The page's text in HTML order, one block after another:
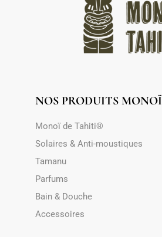
NOS PRODUITS MONOÏ
Monoï de Tahiti®
Solaires & Anti-moustiques
Tamanu
Parfums
Bain & Douche
Accessoires